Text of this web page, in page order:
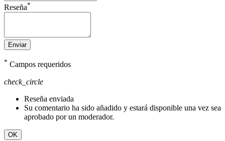
Reseña*
Enviar
* Campos requeridos
check_circle
Reseña enviada
Su comentario ha sido añadido y estará disponible una vez sea
aprobado por un moderador.
OK